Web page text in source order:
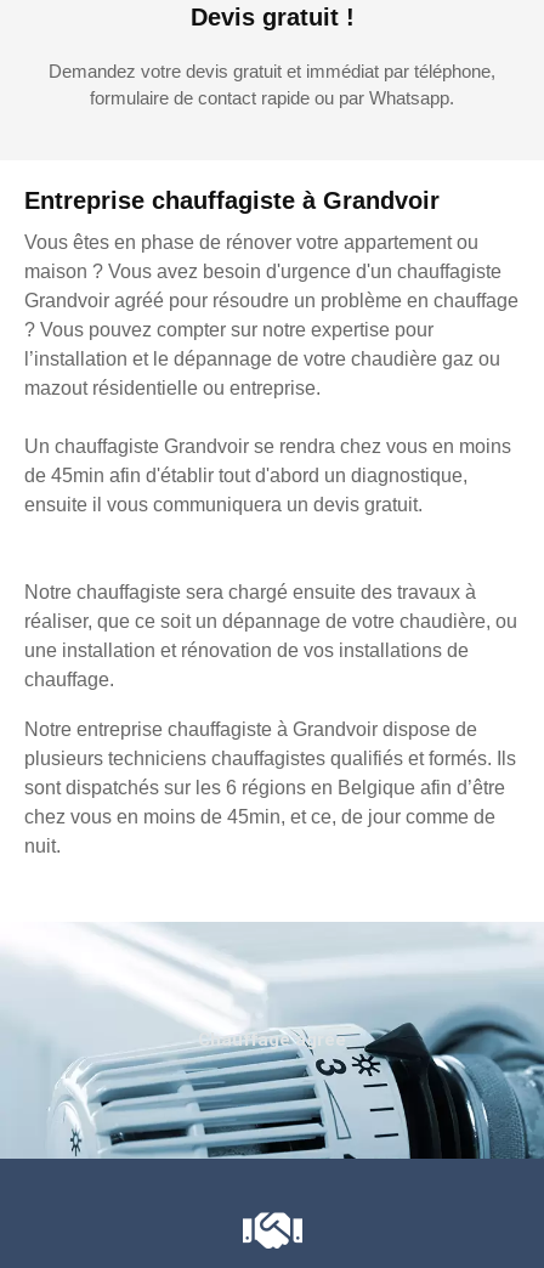
Entreprise chauffagiste à Grandvoir
Vous êtes en phase de rénover votre appartement ou
maison ? Vous avez besoin d'urgence d'un chauffagiste
Grandvoir agréé pour résoudre un problème en chauffage
? Vous pouvez compter sur notre expertise pour
l’installation et le dépannage de votre chaudière gaz ou
mazout résidentielle ou entreprise.
Un chauffagiste Grandvoir se rendra chez vous en moins
de 45min afin d'établir tout d'abord un diagnostique,
ensuite il vous communiquera un devis gratuit.
Notre chauffagiste sera chargé ensuite des travaux à
réaliser, que ce soit un dépannage de votre chaudière, ou
une installation et rénovation de vos installations de
chauffage.
Notre entreprise chauffagiste à Grandvoir dispose de
plusieurs techniciens chauffagistes qualifiés et formés. Ils
sont dispatchés sur les 6 régions en Belgique afin d’être
chez vous en moins de 45min, et ce, de jour comme de
nuit.
Devis gratuit !
Demandez votre devis gratuit et immédiat par téléphone,
formulaire de contact rapide ou par Whatsapp.
Chauffage agréé